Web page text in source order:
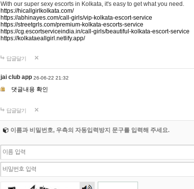
With our super sexy escorts in Kolkata, it's easy to get what you need.
https://hicallgirlkolkata.com/
https://abhinayes.com/call-girls/vip-kolkata-escort-service
https://streetgrls.com/premium-kolkata-escorts-service
https://cg.escortserviceindia.in/call-girls/beautiful-kolkata-escort-service
https://kolkataeallgirl.netlify.app/
답글달기
jai club app 26-06-22 21:32
댓글내용 확인
답글달기
이름과 비밀번호, 우측의 자동입력방지 문구를 입력해 주세요.
숫자